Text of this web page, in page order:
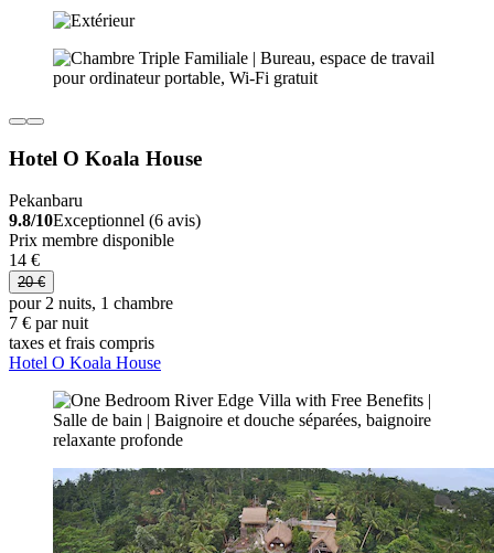
Hotel O Koala House
Pekanbaru
9.8/10Exceptionnel (6 avis)
Prix membre disponible
14 €
20 €
pour 2 nuits, 1 chambre
7 € par nuit
taxes et frais compris
Hotel O Koala House